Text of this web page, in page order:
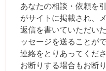
あなたの相談・依頼を
がサイトに掲載され、
返信を書いていただい
ッセージを送ることが
連絡をとりあってくださ
お断りする場合もお断